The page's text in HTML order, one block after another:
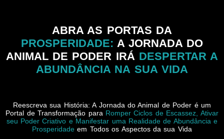
ABRA AS PORTAS DA
PROSPERIDADE: A JORNADA DO
ANIMAL DE PODER IRÁDESPERTAR A
ABUNDÂNCIA NA SUA VIDA
Reescreva sua História: A Jornada do Animal de Poder é um
Portal de Transformação para Romper Ciclos de Escassez, Ativar
seu Poder Criativo e Manifestar uma Realidade de Abundância e
Prosperidade em Todos os Aspectos da sua Vida